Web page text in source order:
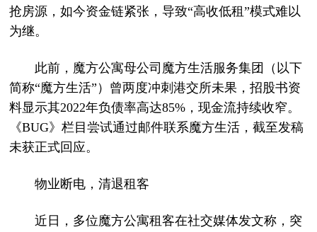
抢房源，如今资金链紧张，导致“高收低租”模式难以
为继。
此前，魔方公寓母公司魔方生活服务集团（以下
简称“魔方生活”）曾两度冲刺港交所未果，招股书资
料显示其2022年负债率高达85%，现金流持续收窄。
《BUG》栏目尝试通过邮件联系魔方生活，截至发稿
未获正式回应。
物业断电，清退租客
近日，多位魔方公寓租客在社交媒体发文称，突